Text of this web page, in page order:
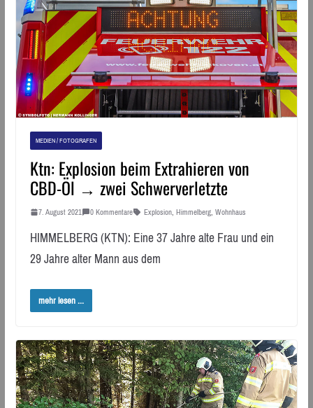
MEDIEN / FOTOGRAFEN
Ktn: Explosion beim Extrahieren von
CBD-Öl → zwei Schwerverletzte
7. August 2021 0 Kommentare Explosion, Himmelberg, Wohnhaus
HIMMELBERG (KTN): Eine 37 Jahre alte Frau und ein
29 Jahre alter Mann aus dem
mehr lesen ...